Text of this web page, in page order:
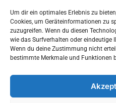
Um dir ein optimales Erlebnis zu
Cookies, um Geräteinformationen zu
zuzugreifen. Wenn du diesen
wie das Surfverhalten oder eindeutige
Wenn du deine Zustimmung nicht
bestimmte Merkmale und Funktionen
+49 -
Copyright © 2026 PROVITEC